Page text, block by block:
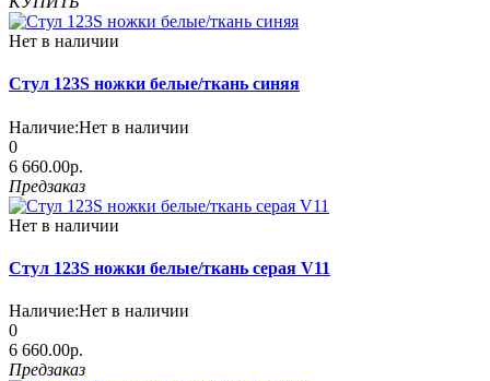
Нет в наличии
Стул 123S ножки белые/ткань синяя
Наличие:Нет в наличии
0
6 660.00р.
Предзаказ
Нет в наличии
Стул 123S ножки белые/ткань серая V11
Наличие:Нет в наличии
0
6 660.00р.
Предзаказ